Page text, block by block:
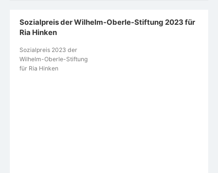
Sozialpreis der Wilhelm-Oberle-Stiftung 2023 für
Ria Hinken
Sozialpreis 2023 der
Wilhelm-Oberle-Stiftung
für Ria Hinken